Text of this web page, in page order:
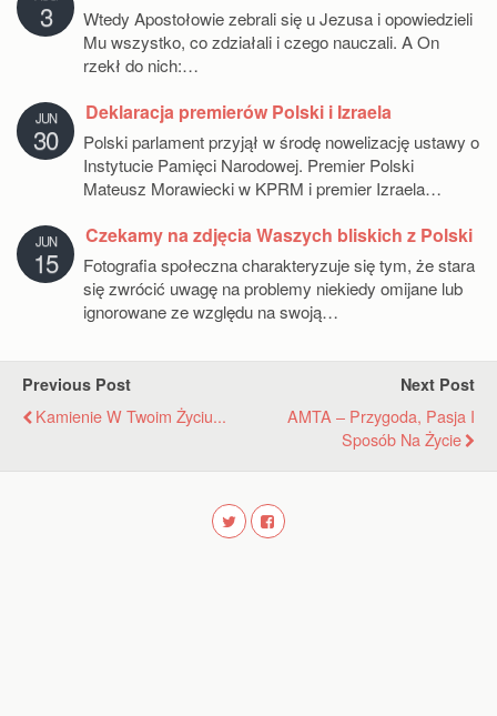
3
Wtedy Apostołowie zebrali się u Jezusa i opowiedzieli
Mu wszystko, co zdziałali i czego nauczali. A On
rzekł do nich:…
JUN
30
Deklaracja premierów Polski i Izraela
Polski parlament przyjął w środę nowelizację ustawy o
Instytucie Pamięci Narodowej. Premier Polski
Mateusz Morawiecki w KPRM i premier Izraela…
JUN
15
Czekamy na zdjęcia Waszych bliskich z Polski
Fotografia społeczna charakteryzuje się tym, że stara
się zwrócić uwagę na problemy niekiedy omijane lub
ignorowane ze względu na swoją…
Previous Post
Kamienie W Twoim Życiu...
Next Post
AMTA – Przygoda, Pasja I
Sposób Na Życie